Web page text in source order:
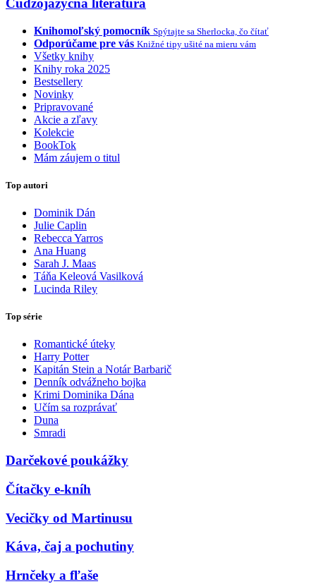
Cudzojazyčná literatúra
Knihomoľský pomocník Spýtajte sa Sherlocka, čo čítať
Odporúčame pre vás Knižné tipy ušité na mieru vám
Všetky knihy
Knihy roka 2025
Bestsellery
Novinky
Pripravované
Akcie a zľavy
Kolekcie
BookTok
Mám záujem o titul
Top autori
Dominik Dán
Julie Caplin
Rebecca Yarros
Ana Huang
Sarah J. Maas
Táňa Keleová Vasilková
Lucinda Riley
Top série
Romantické úteky
Harry Potter
Kapitán Stein a Notár Barbarič
Denník odvážneho bojka
Krimi Dominika Dána
Učím sa rozprávať
Duna
Smradi
Darčekové poukážky
Čítačky e-kníh
Vecičky od Martinusu
Káva, čaj a pochutiny
Hrnčeky a fľaše